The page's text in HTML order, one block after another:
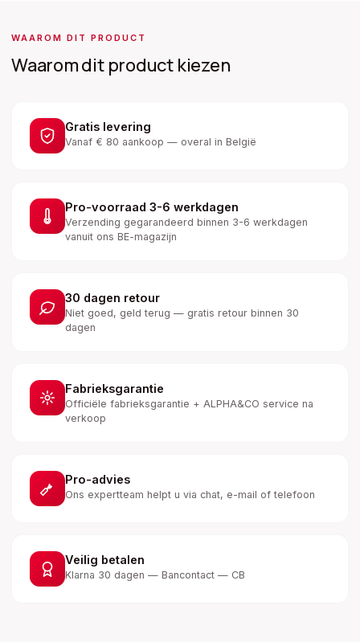
WAAROM DIT PRODUCT
Waarom dit product kiezen
Gratis levering
Vanaf € 80 aankoop — overal in België
Pro-voorraad 3-6 werkdagen
Verzending gegarandeerd binnen 3-6 werkdagen
vanuit ons BE-magazijn
30 dagen retour
Niet goed, geld terug — gratis retour binnen 30
dagen
Fabrieksgarantie
Officiële fabrieksgarantie + ALPHA&CO service na
verkoop
Pro-advies
Ons expertteam helpt u via chat, e-mail of telefoon
Veilig betalen
Klarna 30 dagen — Bancontact — CB